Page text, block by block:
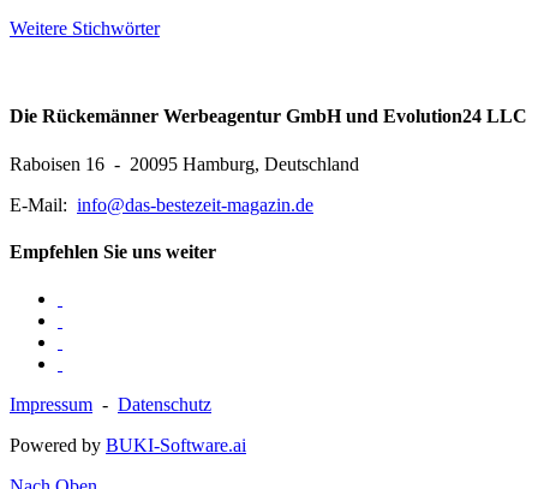
Weitere Stichwörter
Die Rückemänner Werbeagentur GmbH und Evolution24 LLC
Raboisen 16 - 20095 Hamburg, Deutschland
E-Mail: info@das-bestezeit-magazin.de
Empfehlen Sie uns weiter
Impressum - Datenschutz
Powered by BUKI-Software.ai